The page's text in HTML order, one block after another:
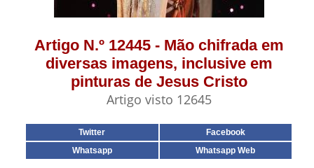
Artigo N.º 12445 - Mão chifrada em
diversas imagens, inclusive em
pinturas de Jesus Cristo
Artigo visto 12645
Twitter
Facebook
Whatsapp
Whatsapp Web